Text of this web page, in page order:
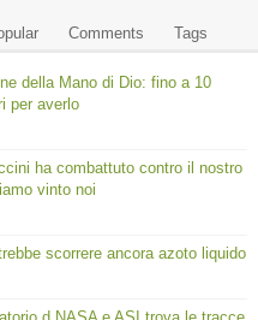
Comments Tags
della Mano di Dio: fino a 10
per averlo
ha combattuto contro il nostro
vinto noi
scorrere ancora azoto liquido